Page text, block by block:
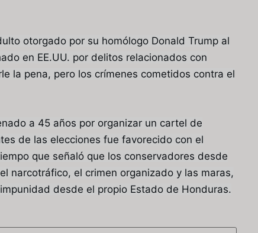
otorgado por su homólogo Donald Trump al
en EE.UU. por delitos relacionados con
la pena, pero los crímenes cometidos contra el
a 45 años por organizar un cartel de
de las elecciones fue favorecido con el
que señaló que los conservadores desde
narcotráfico, el crimen organizado y las maras,
desde el propio Estado de Honduras.